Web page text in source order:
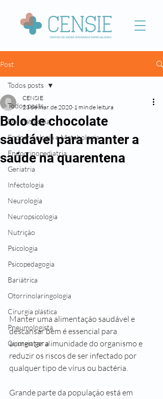
Post
Todos posts
Dermatologia
Endocrinologia e Metabologia
Endocrinopediatria
Geriatria
Infectologia
Neurologia
Neuropsicologia
Nutrição
Psicologia
Psicopedagogia
Bariátrica
Otorrinolaringologia
Cirurgia plástica
Pneumologista
Cirurgia geral
Todos posts
Bolo de chocolate
saudável para manter a
saúde na quarentena
CENSIE
23 de mar. de 2020 1 min de leitura
Manter uma alimentação saudável e
descansar bem é essencial para
aumentar a imunidade do organismo e
reduzir os riscos de ser infectado por
qualquer tipo de vírus ou bactéria.
Grande parte da população está em